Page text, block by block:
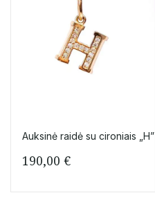
Auksinė raidė su cironiais „H”
190,00 €